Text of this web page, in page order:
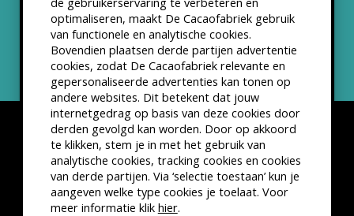
optimaliseren, maakt De Cacaofabriek gebruik
van functionele en analytische cookies.
Bovendien plaatsen derde partijen advertentie
cookies, zodat De Cacaofabriek relevante en
gepersonaliseerde advertenties kan tonen op
andere websites. Dit betekent dat jouw
internetgedrag op basis van deze cookies door
derden gevolgd kan worden. Door op akkoord
te klikken, stem je in met het gebruik van
analytische cookies, tracking cookies en cookies
van derde partijen. Via ‘selectie toestaan’ kun je
aangeven welke type cookies je toelaat. Voor
meer informatie klik hier.
Nieuwsbrief
Disclaimer Privacyverklaring
Kleine lettertjes
VSCD Bezoekersvoorwaarden